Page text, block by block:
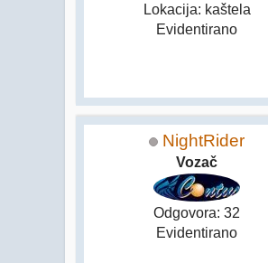
Lokacija: kaštela
Evidentirano
NightRider
Vozač
Odgovora: 32
Evidentirano